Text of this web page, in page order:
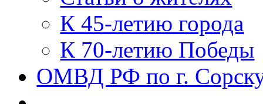
К 45-летию города
К 70-летию Победы
ОМВД РФ по г.